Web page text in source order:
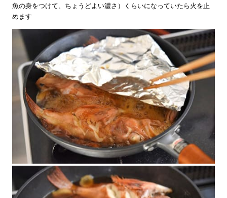
魚の身をつけて、ちょうどよい濃さ）くらいになっていたら火を止
めます